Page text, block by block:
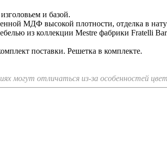
и базой.
МДФ высокой плотности, отделка в
из коллекции Mestre фабрики Fratelli
поставки. Решетка в комплекте.
могут отличаться из-за особенностей